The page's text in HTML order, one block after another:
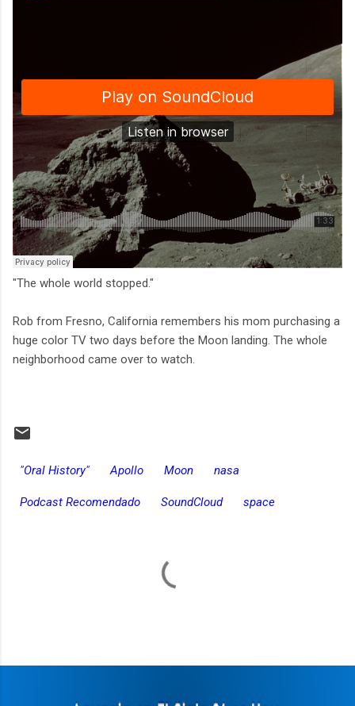
"The whole world stopped."
Rob from Fresno, California remembers his mom purchasing a
huge color TV two days before the Moon landing. The whole
neighborhood came over to watch.
"Oral History" Apollo Moon nasa
Podcast Recomendado SoundCloud space